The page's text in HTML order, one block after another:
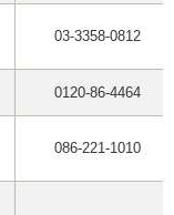
03-3358-0812
0120-86-4464
086-221-1010